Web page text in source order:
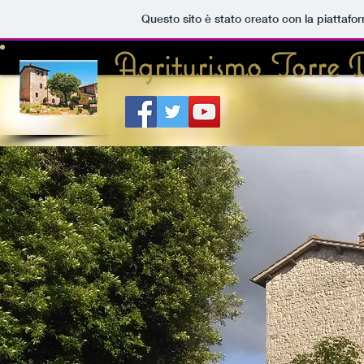
Questo sito è stato creato con la
Agriturismo Torre